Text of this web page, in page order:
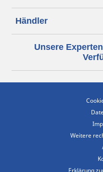
Händler
Unsere
Weitere
Erklärung